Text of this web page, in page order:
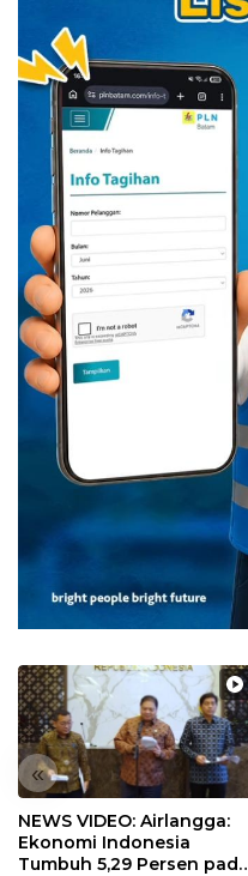
«
NEWS VIDEO: Airlangga:
Ekonomi Indonesia
Tumbuh 5,29 Persen pada